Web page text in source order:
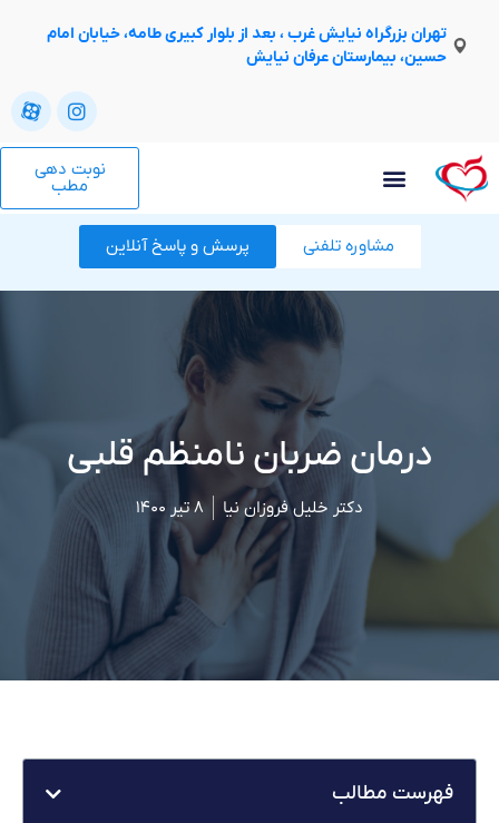
تهران بزرگراه نیایش غرب ، بعد از بلوار کبیری طامه، خیابان امام
حسین، بیمارستان عرفان نیایش
نوبت دهی
مطب
مشاوره تلفنی پرسش و پاسخ آنلاین
درمان ضربان نامنظم قلبی
دکتر خلیل فروزان نیا ۸ تیر ۱۴۰۰
فهرست مطالب